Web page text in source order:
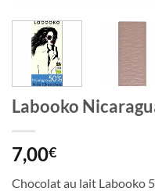
Labooko
7,00€
Chocolat au lait Labooko